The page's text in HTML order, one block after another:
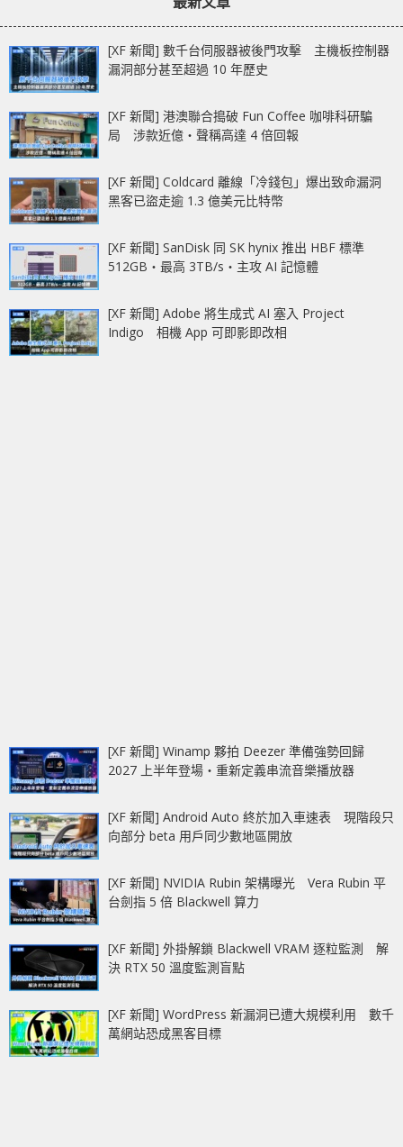
[XF 新聞] 數千台伺服器被後門攻擊 主機板控制器
漏洞部分甚至超過 10 年歷史
[XF 新聞] 港澳聯合搗破 Fun Coffee 咖啡科研騙
局 涉款近億‧聲稱高達 4 倍回報
[XF 新聞] Coldcard 離線「冷錢包」爆出致命漏洞
黑客已盜走逾 1.3 億美元比特幣
[XF 新聞] SanDisk 同 SK hynix 推出 HBF 標準
512GB‧最高 3TB/s‧主攻 AI 記憶體
[XF 新聞] Adobe 將生成式 AI 塞入 Project
Indigo 相機 App 可即影即改相
[XF 新聞] Winamp 夥拍 Deezer 準備強勢回歸
2027 上半年登場‧重新定義串流音樂播放器
[XF 新聞] Android Auto 終於加入車速表 現階段只
向部分 beta 用戶同少數地區開放
[XF 新聞] NVIDIA Rubin 架構曝光 Vera Rubin 平
台劍指 5 倍 Blackwell 算力
[XF 新聞] 外掛解鎖 Blackwell VRAM 逐粒監測 解
決 RTX 50 溫度監測盲點
[XF 新聞] WordPress 新漏洞已遭大規模利用 數千
萬網站恐成黑客目標